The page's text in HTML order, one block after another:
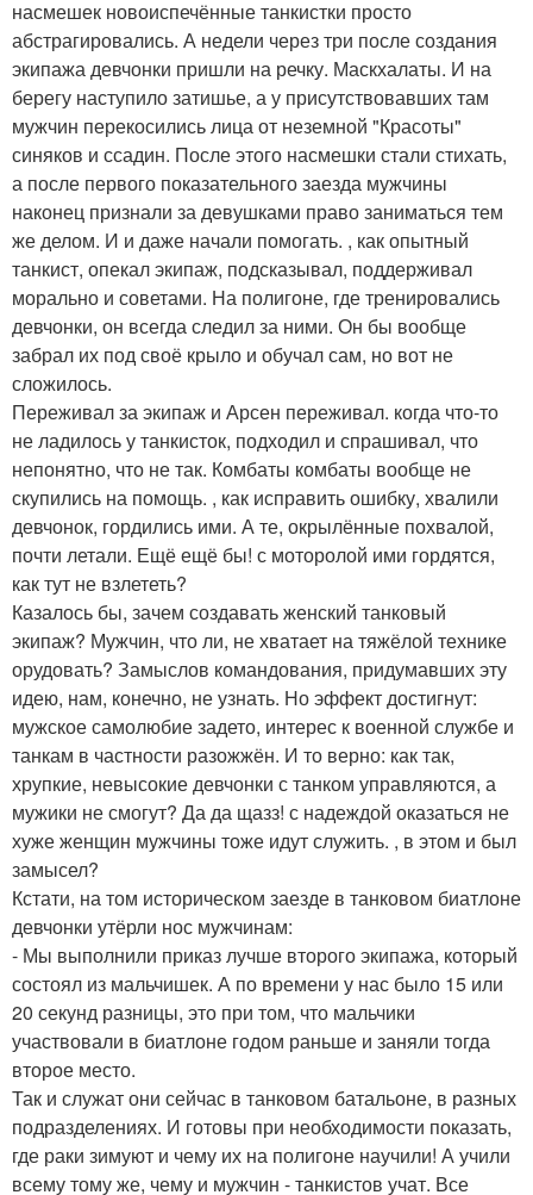
насмешек новоиспечённые танкистки просто
абстрагировались. А недели через три после создания
экипажа девчонки пришли на речку. Маскхалаты. И на
берегу наступило затишье, а у присутствовавших там
мужчин перекосились лица от неземной "Красоты"
синяков и ссадин. После этого насмешки стали стихать,
а после первого показательного заезда мужчины
наконец признали за девушками право заниматься тем
же делом. И и даже начали помогать. , как опытный
танкист, опекал экипаж, подсказывал, поддерживал
морально и советами. На полигоне, где тренировались
девчонки, он всегда следил за ними. Он бы вообще
забрал их под своё крыло и обучал сам, но вот не
сложилось.
Переживал за экипаж и Арсен переживал. когда что-то
не ладилось у танкисток, подходил и спрашивал, что
непонятно, что не так. Комбаты комбаты вообще не
скупились на помощь. , как исправить ошибку, хвалили
девчонок, гордились ими. А те, окрылённые похвалой,
почти летали. Ещё ещё бы! с моторолой ими гордятся,
как тут не взлететь?
Казалось бы, зачем создавать женский танковый
экипаж? Мужчин, что ли, не хватает на тяжёлой технике
орудовать? Замыслов командования, придумавших эту
идею, нам, конечно, не узнать. Но эффект достигнут:
мужское самолюбие задето, интерес к военной службе и
танкам в частности разожжён. И то верно: как так,
хрупкие, невысокие девчонки с танком управляются, а
мужики не смогут? Да да щазз! с надеждой оказаться не
хуже женщин мужчины тоже идут служить. , в этом и был
замысел?
Кстати, на том историческом заезде в танковом биатлоне
девчонки утёрли нос мужчинам:
- Мы выполнили приказ лучше второго экипажа, который
состоял из мальчишек. А по времени у нас было 15 или
20 секунд разницы, это при том, что мальчики
участвовали в биатлоне годом раньше и заняли тогда
второе место.
Так и служат они сейчас в танковом батальоне, в разных
подразделениях. И готовы при необходимости показать,
где раки зимуют и чему их на полигоне научили! А учили
всему тому же, чему и мужчин - танкистов учат. Все